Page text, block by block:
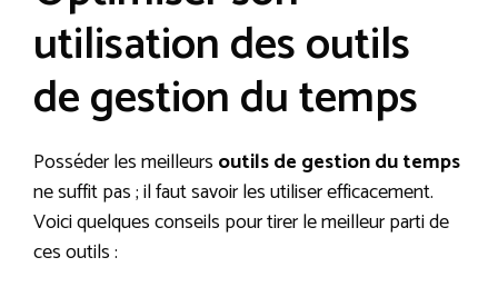
utilisation des outils
de gestion du temps
Posséder les meilleurs outils de gestion du temps
ne suffit pas ; il faut savoir les utiliser efficacement.
Voici quelques conseils pour tirer le meilleur parti de
ces outils :